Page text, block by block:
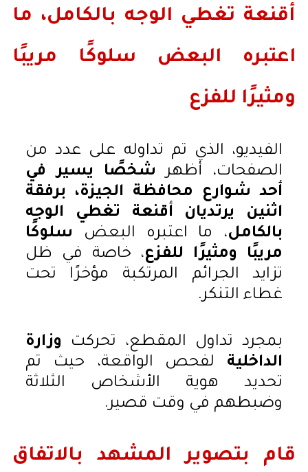
أقنعة تغطي الوجه بالكامل، ما
اعتبره البعض سلوكًا مريبًا
ومثيرًا للفزع
الفيديو، الذي تم تداوله على عدد من
الصفحات، أظهر شخصًا يسير في
أحد شوارع محافظة الجيزة، برفقة
اثنين يرتديان أقنعة تغطي الوجه
بالكامل، ما اعتبره البعض سلوكًا
مريبًا ومثيرًا للفزع، خاصة في ظل
تزايد الجرائم المرتكبة مؤخرًا تحت
غطاء التنكر.
بمجرد تداول المقطع، تحركت وزارة
الداخلية لفحص الواقعة، حيث تم
تحديد هوية الأشخاص الثلاثة
وضبطهم في وقت قصير.
قام بتصوير المشهد بالاتفاق